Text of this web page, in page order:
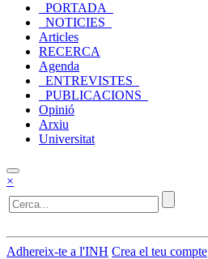
_PORTADA_
_NOTICIES_
Articles
RECERCA
Agenda
_ENTREVISTES_
_PUBLICACIONS_
Opinió
Arxiu
Universitat
×
Adhereix-te a l'INH Crea el teu compte